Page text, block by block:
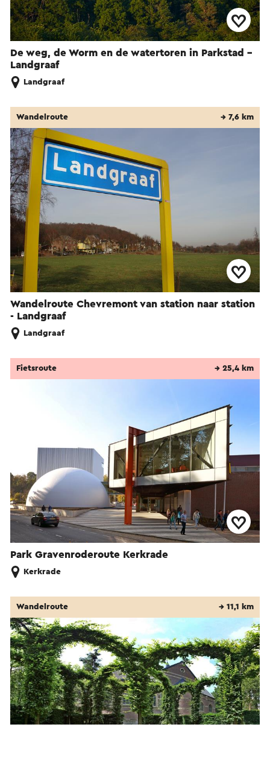
De weg, de Worm en de watertoren in Parkstad -
Landgraaf
Landgraaf
Wandelroute Chevremont van station naar station
- Landgraaf
Wandelroute → 7,6 km
Landgraaf
Park Gravenroderoute Kerkrade
Fietsroute → 25,4 km
Kerkrade
Wandelroute → 11,1 km